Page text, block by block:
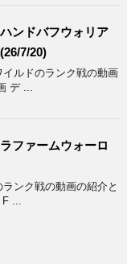
ンドバフウォリア
7/20)
ルドのランク戦の動画
デ ...
ファームウォーロ
ンク戦の動画の紹介と
F ...